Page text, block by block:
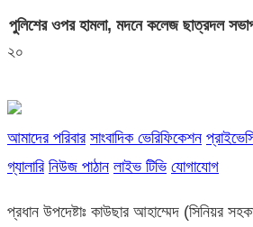
পুলিশের ওপর হামলা, মদনে কলেজ ছাত্রদল
২০
আমাদের পরিবার সাংবাদিক ভেরিফিকেশন
গ্যালারি নিউজ পাঠান লাইভ টিভি যোগাযোগ
প্রধান উপদেষ্টাঃ কাউছার আহাম্মেদ (সিনিয়র